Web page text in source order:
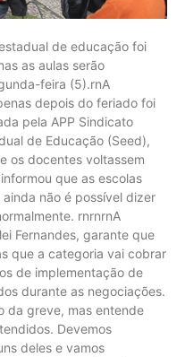
de educação foi
as aulas serão
feira (5).rnA
depois do feriado foi
pela APP Sindicato
de Educação (Seed),
os docentes voltassem
que as escolas
não é possível dizer
rnrnrnA
Fernandes, garante que
que a categoria vai cobrar
de implementação de
durante as negociações.
da greve, mas entende
Devemos
deles e vamos